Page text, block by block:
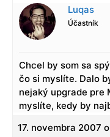
Luqas
Účastník
Chcel by som sa
čo si myslíte. Dalo
nejaký upgrade pre
myslíte, kedy by
17. novembra 2007